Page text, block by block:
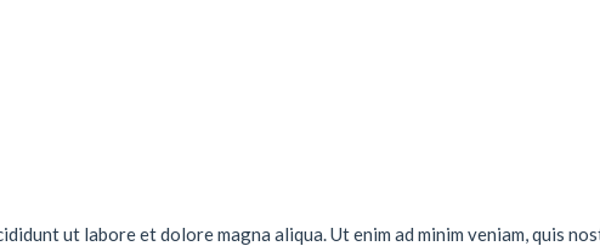
ut labore et dolore magna aliqua. Ut enim ad minim veniam, quis